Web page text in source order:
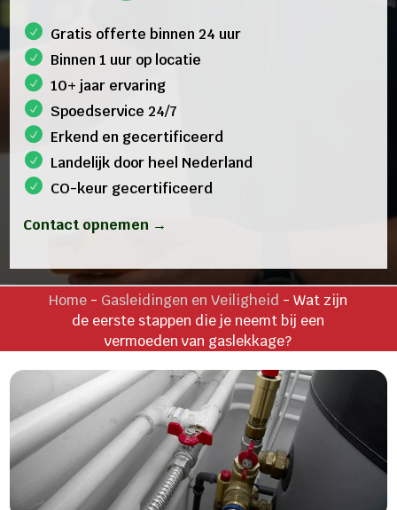
Gratis offerte binnen 24 uur
Binnen 1 uur op locatie
10+ jaar ervaring
Spoedservice 24/7
Erkend en gecertificeerd
Landelijk door heel Nederland
CO-keur gecertificeerd
Contact opnemen →
Home - Gasleidingen en Veiligheid -Wat zijn
de eerste stappen die je neemt bij een
vermoeden van gaslekkage?